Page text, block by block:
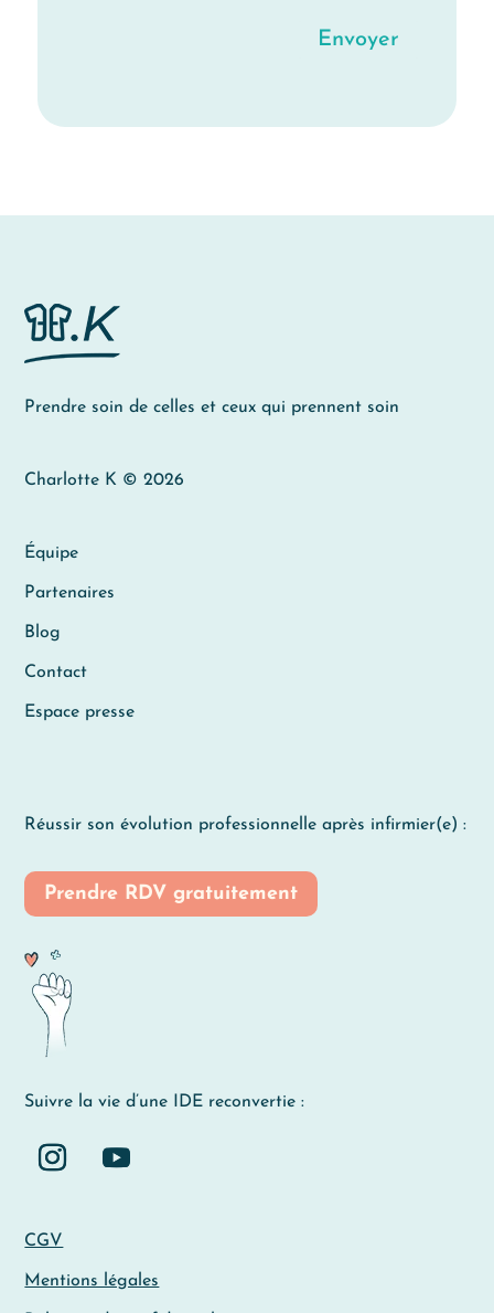
Envoyer
Prendre soin de celles et ceux qui prennent soin
Charlotte K © 2026
Équipe
Partenaires
Blog
Contact
Espace presse
Réussir son évolution professionnelle après infirmier(e) :
Prendre RDV gratuitement
Suivre la vie d’une IDE reconvertie :
CGV
Mentions légales